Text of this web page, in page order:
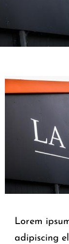
Lorem
adipiscing